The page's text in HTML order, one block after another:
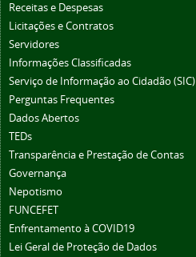
Receitas e Despesas
Licitações e Contratos
Servidores
Informações Classificadas
Serviço de Informação ao Cidadão (SIC)
Perguntas Frequentes
Dados Abertos
TEDs
Transparência e Prestação de Contas
Governança
Nepotismo
FUNCEFET
Enfrentamento à COVID19
Lei Geral de Proteção de Dados